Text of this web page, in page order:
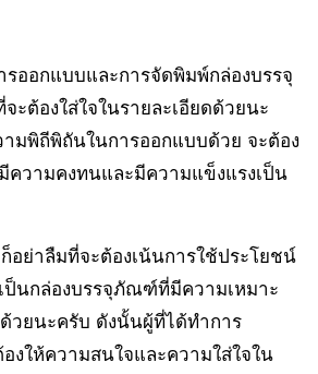
รออกแบบและการจัดพิมพ์กล่องบรรจุ
ต้องใส่ใจในรายละเอียดด้วยนะ
ามพิถีพิถันในการออกแบบด้วย จะต้อง
ความคงทนและมีความแข็งแรงเป็น
อย่าลืมที่จะต้องเน้นการใช้ประโยชน์
ป็นกล่องบรรจุภัณฑ์ที่มีความเหมาะ
วยนะครับ ดังนั้นผู้ที่ได้ทำการ
งให้ความสนใจและความใส่ใจใน